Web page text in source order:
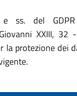
del GDPR
XXIII,
la protezione dei